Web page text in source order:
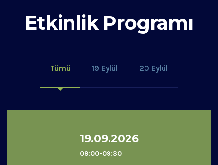
Etkinlik Programı
Tümü 19 Eylül 20 Eylül
19.09.2026
09:00-09:30